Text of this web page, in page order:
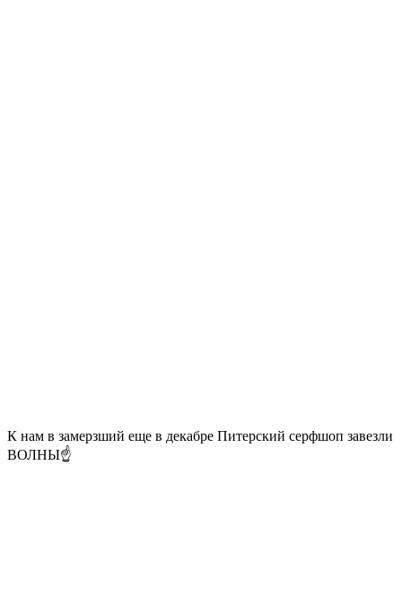
К нам в замерзший еще в декабре Питерский серфшоп завезли
ВОЛНЫ☝️